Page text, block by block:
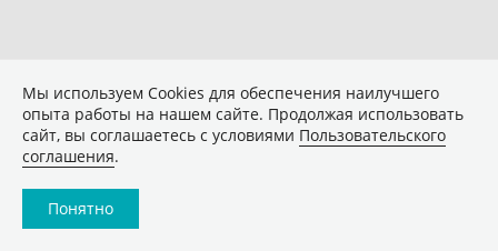
Мы используем Сookies для обеспечения наилучшего
опыта работы на нашем сайте. Продолжая использовать
сайт, вы соглашаетесь с условиями Пользовательского
соглашения.
Понятно